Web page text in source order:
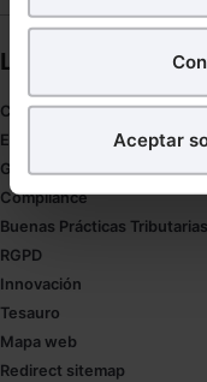
para poder
¿Qué puedes
en la web sea
Puedesaceptar
todas las cookies
También puedes
seleccionar solo
navegador. Si no
las que sean
Aceptar
Links directos
Coronavirus
Estudio de salud abogacía
Gestión de despachos
Compliance
Buenas Prácticas Tributarias
RGPD
Innovación
Tesauro
Mapa web
Redirect sitemap